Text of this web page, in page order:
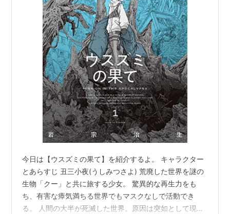
今日は【ウスズミの果て】を紹介するよ。 キャラクター
とあらすじ 丑三小夜(うしみつさよ) 荒廃した世界を謎の
生物「クー」と共に旅する少女。 驚異的な再生力をも
ち、有害な瘴気満ちる世界でもマスクなしで活動でき
る。 人間の大半が死滅した世界。原因は突如として現れ